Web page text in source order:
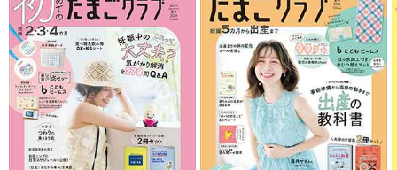
前の話
「『乱気』で育休復
帰しても大丈夫？」
細木かおりさんの人
生相談190回
次の話
「大殺界。いつ結婚や
同棲をするべきでしょ
うか？」細木かおりさ
んの人生相談192回